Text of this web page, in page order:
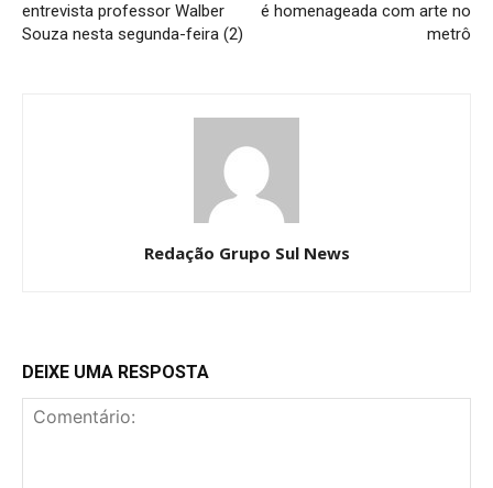
entrevista professor Walber
Souza nesta segunda-feira (2)
é homenageada com arte no
metrô
Redação Grupo Sul News
DEIXE UMA RESPOSTA